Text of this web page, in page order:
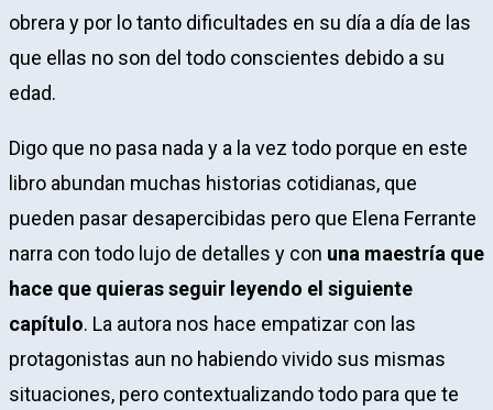
obrera y por lo tanto dificultades en su día a día de las
que ellas no son del todo conscientes debido a su
edad.
Digo que no pasa nada y a la vez todo porque en este
libro abundan muchas historias cotidianas, que
pueden pasar desapercibidas pero que Elena Ferrante
narra con todo lujo de detalles y con una maestría que
hace que quieras seguir leyendo el siguiente
capítulo. La autora nos hace empatizar con las
protagonistas aun no habiendo vivido sus mismas
situaciones, pero contextualizando todo para que te